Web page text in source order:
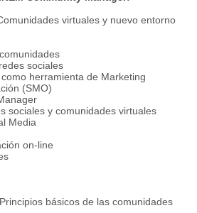
virtuales y nuevo entorno
sociales
herramienta de Marketing
(SMO)
sociales y comunidades virtuales
Media
on-line
básicos de las comunidades